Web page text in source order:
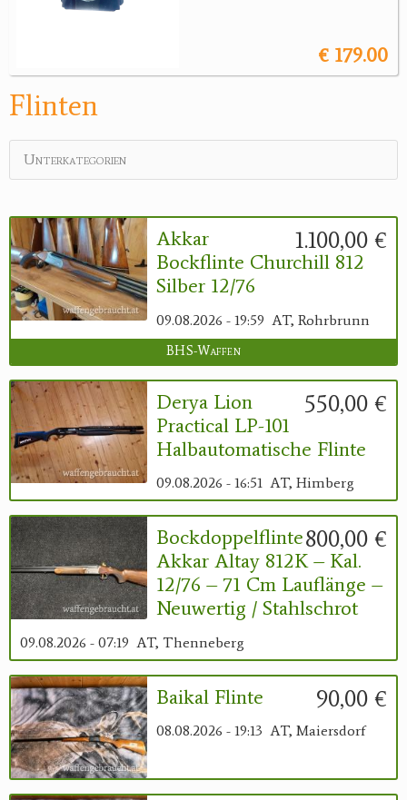
Jagdangebote
Geschenke
€ 179.00
Flinten
Unterkategorien
1.100,00 €
Akkar
Bockflinte Churchill 812
Silber 12/76
09.08.2026 - 19:59 AT, Rohrbrunn
BHS-Waffen
550,00 €
Derya Lion
Practical LP-101
Halbautomatische Flinte
09.08.2026 - 16:51 AT, Himberg
800,00 €
Bockdoppelflinte
Akkar Altay 812K – Kal.
12/76 – 71 Cm Lauflänge –
Neuwertig / Stahlschrot
09.08.2026 - 07:19 AT, Thenneberg
90,00 €
Baikal Flinte
08.08.2026 - 19:13 AT, Maiersdorf